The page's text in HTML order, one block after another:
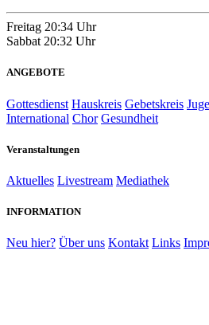
Freitag 20:34 Uhr
Sabbat 20:32 Uhr
ANGEBOTE
Gottesdienst Hauskreis Gebetskreis
International Chor Gesundheit
Veranstaltungen
Aktuelles Livestream Mediathek
INFORMATION
Neu hier? Über uns Kontakt Links